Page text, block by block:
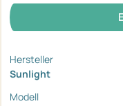
Hersteller
Sunlight
Modell